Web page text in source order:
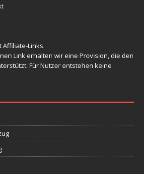
Links.
Link erhalten wir eine Provision, die den
Für Nutzer entstehen keine